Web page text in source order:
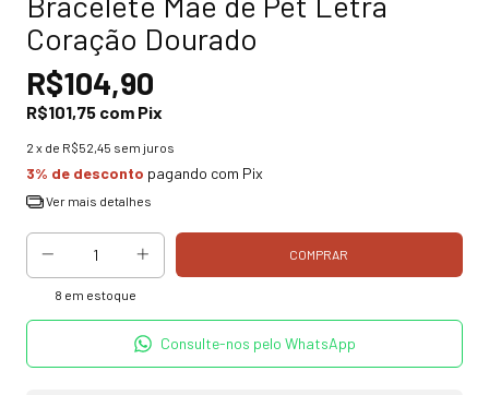
Coração Dourado
R$104,90
R$101,75 com Pix
2 x de R$52,45 sem juros
3% de desconto pagando com Pix
Ver mais detalhes
8 em estoque
Consulte-nos pelo WhatsApp